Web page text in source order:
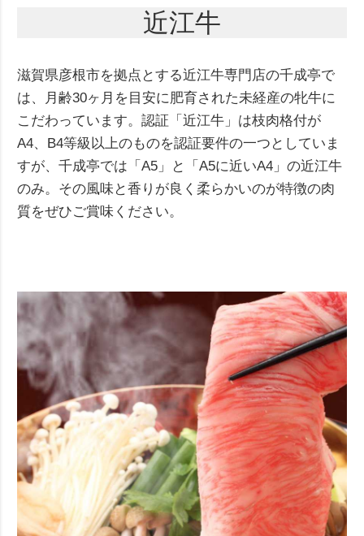
近江牛
滋賀県彦根市を拠点とする近江牛専門店の千成亭で
は、月齢30ヶ月を目安に肥育された未経産の牝牛に
こだわっています。認証「近江牛」は枝肉格付が
A4、B4等級以上のものを認証要件の一つとしていま
すが、千成亭では「A5」と「A5に近いA4」の近江牛
のみ。その風味と香りが良く柔らかいのが特徴の肉
質をぜひご賞味ください。